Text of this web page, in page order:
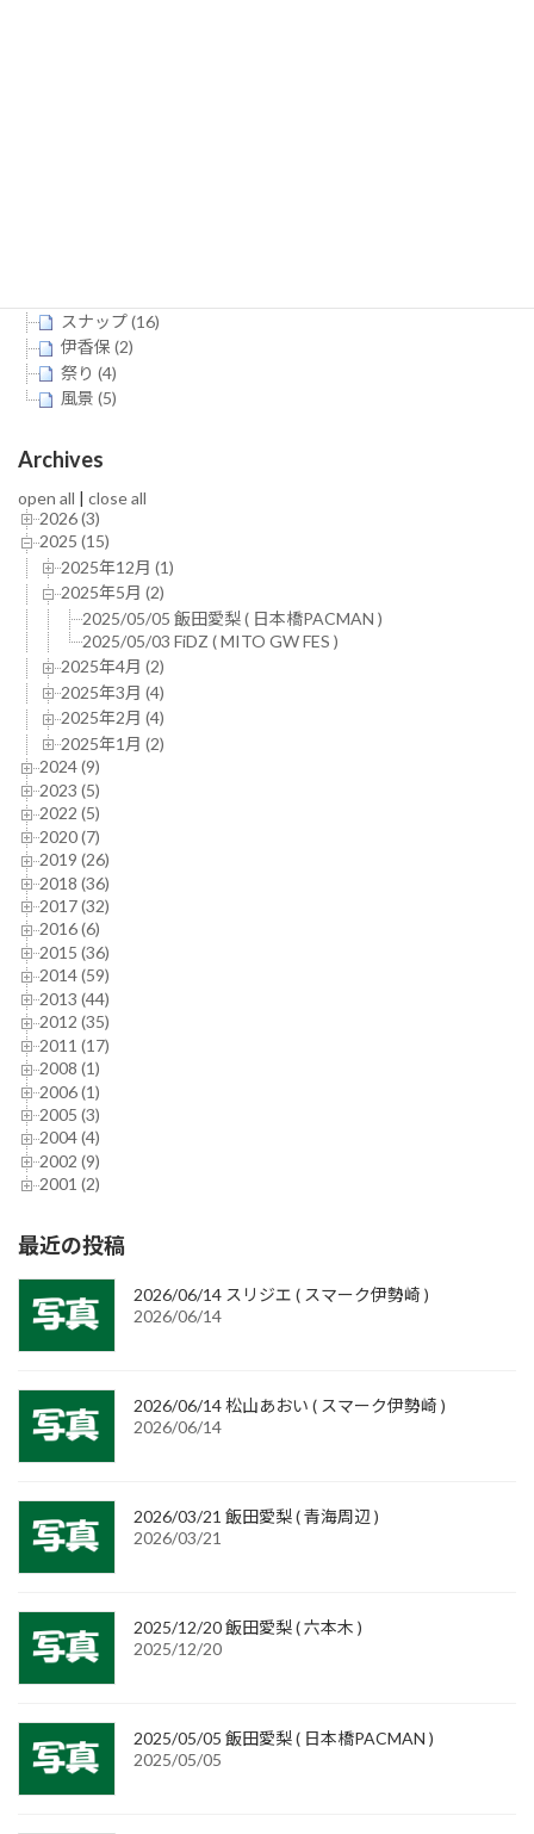
スナップ (16)
伊香保 (2)
祭り (4)
風景 (5)
Archives
open all | close all
2026 (3)
2025 (15)
2025年12月 (1)
2025年5月 (2)
2025/05/05 飯田愛梨 ( 日本橋PACMAN )
2025/05/03 FiDZ ( MITO GW FES )
2025年4月 (2)
2025年3月 (4)
2025年2月 (4)
2025年1月 (2)
2024 (9)
2023 (5)
2022 (5)
2020 (7)
2019 (26)
2018 (36)
2017 (32)
2016 (6)
2015 (36)
2014 (59)
2013 (44)
2012 (35)
2011 (17)
2008 (1)
2006 (1)
2005 (3)
2004 (4)
2002 (9)
2001 (2)
最近の投稿
2026/06/14 スリジエ ( スマーク伊勢崎 )
2026/06/14
2026/06/14 松山あおい ( スマーク伊勢崎 )
2026/06/14
2026/03/21 飯田愛梨 ( 青海周辺 )
2026/03/21
2025/12/20 飯田愛梨 ( 六本木 )
2025/12/20
2025/05/05 飯田愛梨 ( 日本橋PACMAN )
2025/05/05